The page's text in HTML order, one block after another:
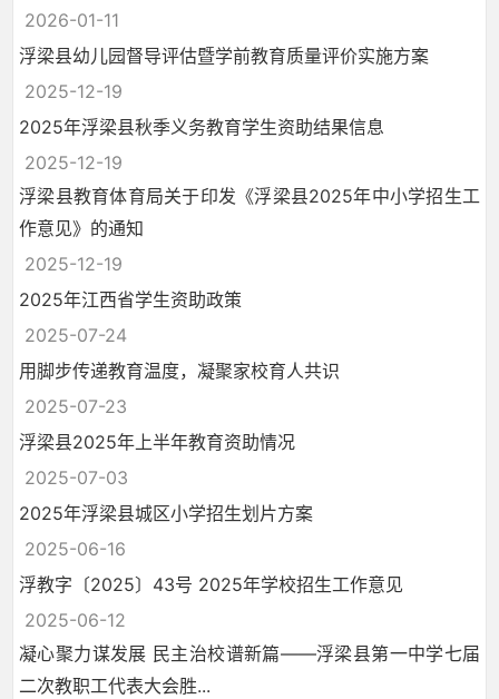
2026-01-11
浮梁县幼儿园督导评估暨学前教育质量评价实施方案
2025-12-19
2025年浮梁县秋季义务教育学生资助结果信息
2025-12-19
浮梁县教育体育局关于印发《浮梁县2025年中小学招生工
作意见》的通知
2025-12-19
2025年江西省学生资助政策
2025-07-24
用脚步传递教育温度，凝聚家校育人共识
2025-07-23
浮梁县2025年上半年教育资助情况
2025-07-03
2025年浮梁县城区小学招生划片方案
2025-06-16
浮教字〔2025〕43号 2025年学校招生工作意见
2025-06-12
凝心聚力谋发展 民主治校谱新篇——浮梁县第一中学七届
二次教职工代表大会胜...